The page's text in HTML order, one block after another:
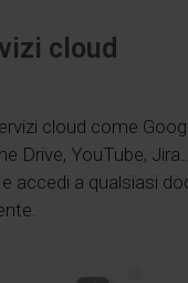
cloud
cloud come
Drive, YouTube,
e accedi a qualsiasi